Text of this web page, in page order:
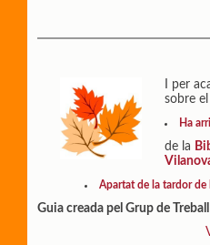
I per
sobre
Ha
de la
Apartat de la tardor de
Guia creada pel Grup de